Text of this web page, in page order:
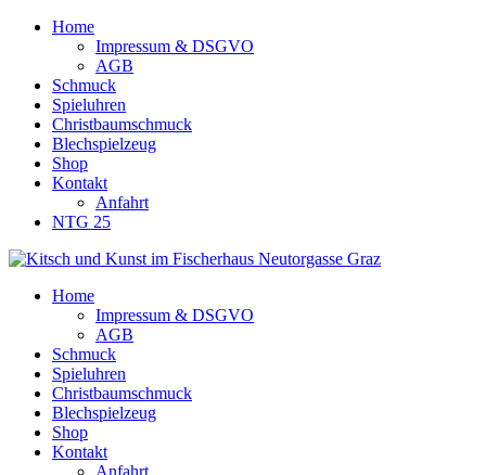
Home
Impressum & DSGVO
AGB
Schmuck
Spieluhren
Christbaumschmuck
Blechspielzeug
Shop
Kontakt
Anfahrt
NTG 25
Home
Impressum & DSGVO
AGB
Schmuck
Spieluhren
Christbaumschmuck
Blechspielzeug
Shop
Kontakt
Anfahrt